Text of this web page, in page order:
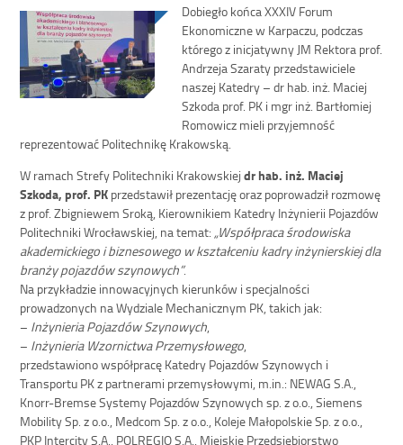
Dobiegło końca XXXIV Forum
Ekonomiczne w Karpaczu, podczas
którego z inicjatywny JM Rektora prof.
Andrzeja Szaraty przedstawiciele
naszej Katedry – dr hab. inż. Maciej
Szkoda prof. PK i mgr inż. Bartłomiej
Romowicz mieli przyjemność
reprezentować Politechnikę Krakowską.
W ramach Strefy Politechniki Krakowskiejdr hab. inż. Maciej
Szkoda, prof. PK przedstawił prezentację oraz poprowadził rozmowę
z prof. Zbigniewem Sroką, Kierownikiem Katedry Inżynierii Pojazdów
Politechniki Wrocławskiej, na temat: „Współpraca środowiska
akademickiego i biznesowego w kształceniu kadry inżynierskiej dla
branży pojazdów szynowych”.
Na przykładzie innowacyjnych kierunków i specjalności
prowadzonych na Wydziale Mechanicznym PK, takich jak:
– Inżynieria Pojazdów Szynowych
– Inżynieria Wzornictwa Przemysłowego
przedstawiono współpracę Katedry Pojazdów Szynowych i
Transportu PK z partnerami przemysłowymi, m.in.: NEWAG S.A.,
Knorr-Bremse Systemy Pojazdów Szynowych sp. z o.o., Siemens
Mobility Sp. z o.o., Medcom Sp. z o.o., Koleje Małopolskie Sp. z o.o.,
PKP Intercity S.A., POLREGIO S.A., Miejskie Przedsiębiorstwo